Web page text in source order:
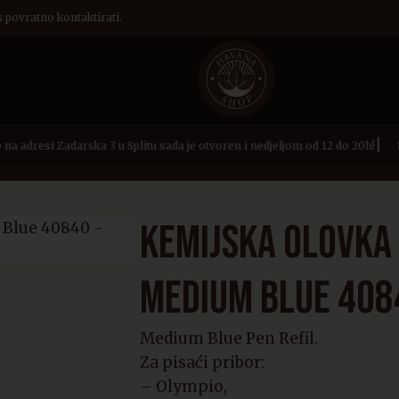
povratno kontaktirati.
na adresi Zadarska 3 u Splitu sada je otvoren i nedjeljom od 12 do 20h! |
refill S.T. Dupont Medium Blue 40840
KEMIJSKA
MEDIUM BLUE
Medium Blue Pen Refil.
Za pisaći pribor:
– Olympio,